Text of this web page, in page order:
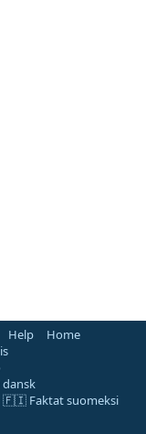
Help
Home
🇫🇮 Faktat suomeksi